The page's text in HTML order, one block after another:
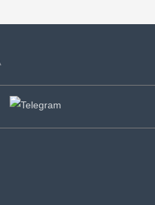
подтверждения дохода
Паспорт;